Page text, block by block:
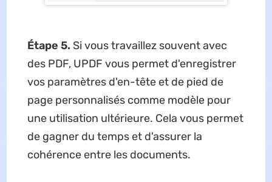
Étape 5. Si vous travaillez souvent avec
des PDF, UPDF vous permet d'enregistrer
vos paramètres d'en-tête et de pied de
page personnalisés comme modèle pour
une utilisation ultérieure. Cela vous permet
de gagner du temps et d'assurer la
cohérence entre les documents.